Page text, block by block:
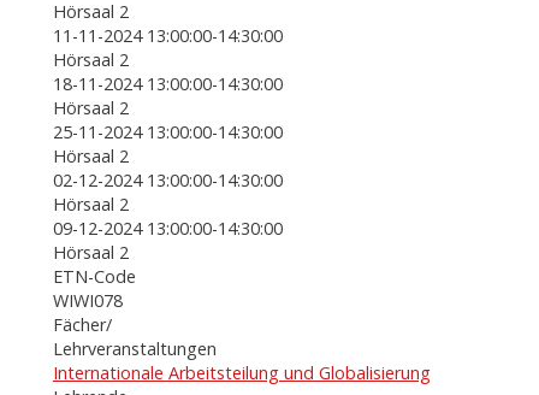
Hörsaal 2
11-11-2024 13:00:00-14:30:00
Hörsaal 2
18-11-2024 13:00:00-14:30:00
Hörsaal 2
25-11-2024 13:00:00-14:30:00
Hörsaal 2
02-12-2024 13:00:00-14:30:00
Hörsaal 2
09-12-2024 13:00:00-14:30:00
Hörsaal 2
ETN-Code
WIWI078
Fächer/
Lehrveranstaltungen
Internationale Arbeitsteilung und Globalisierung